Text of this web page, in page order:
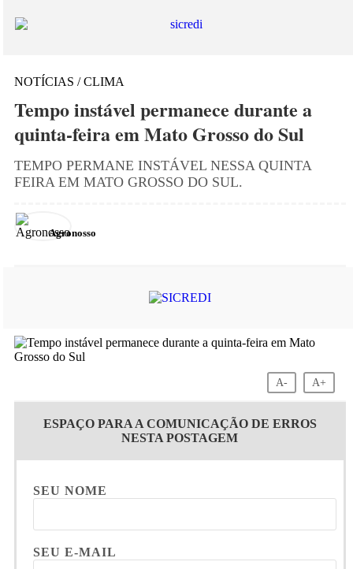
NOTÍCIAS / CLIMA
Tempo instável permanece durante a
quinta-feira em Mato Grosso do Sul
TEMPO PERMANE INSTÁVEL NESSA QUINTA
FEIRA EM MATO GROSSO DO SUL.
Agronosso
A- A+
ESPAÇO PARA A COMUNICAÇÃO DE ERROS
NESTA POSTAGEM
SEU NOME
SEU E-MAIL